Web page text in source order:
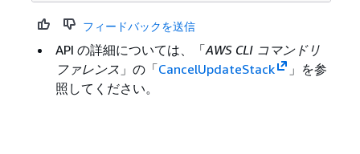
フィードバックを送信
API の詳細については、「AWS CLI コマンドリ
ファレンス 」の「CancelUpdateStack
」を参
照してください。